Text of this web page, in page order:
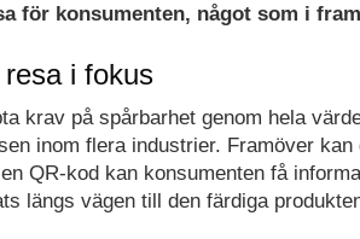
för konsumenten, något som i
i fokus
krav på spårbarhet genom hela
inom flera industrier. Framöver
QR-kod kan konsumenten få
längs vägen till den färdiga